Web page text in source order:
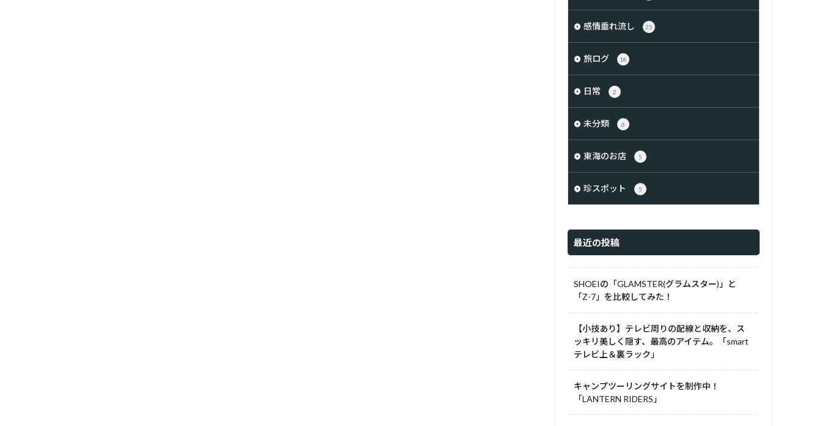
感情垂れ流し 25
旅ログ 18
日常 2
未分類 6
東海のお店 5
珍スポット 5
最近の投稿
SHOEIの「GLAMSTER(グラムスター)」と
「Z-7」を比較してみた！
【小技あり】テレビ周りの配線と収納を、ス
ッキリ美しく隠す、最高のアイテム。「smart
テレビ上＆裏ラック」
キャンプツーリングサイトを制作中！
「LANTERN RIDERS」